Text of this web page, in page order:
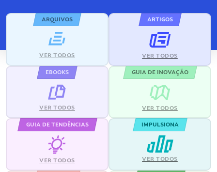
ARQUIVOS
VER TODOS
ARTIGOS
VER TODOS
EBOOKS
VER TODOS
GUIA DE INOVAÇÃO
VER TODOS
GUIA DE TENDÊNCIAS
VER TODOS
IMPULSIONA
VER TODOS